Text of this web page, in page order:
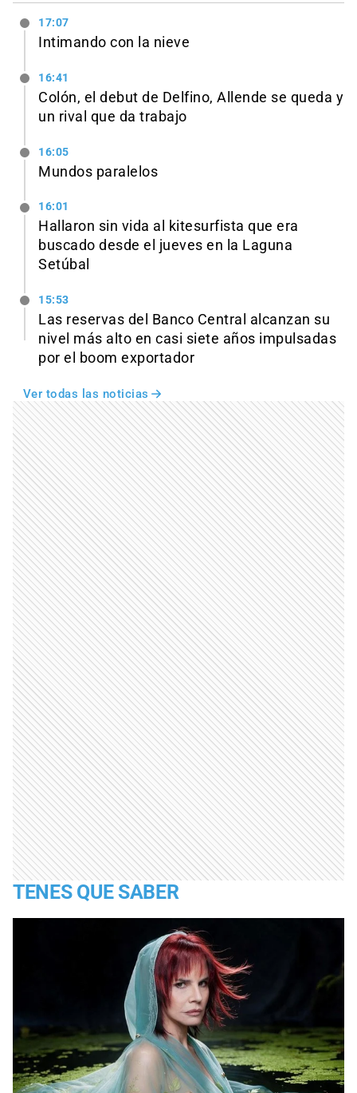
17:07
Intimando con la nieve
16:41
Colón, el debut de Delfino, Allende se queda y
un rival que da trabajo
16:05
Mundos paralelos
16:01
Hallaron sin vida al kitesurfista que era
buscado desde el jueves en la Laguna
Setúbal
15:53
Las reservas del Banco Central alcanzan su
nivel más alto en casi siete años impulsadas
por el boom exportador
Ver todas las noticias
TENES QUE SABER